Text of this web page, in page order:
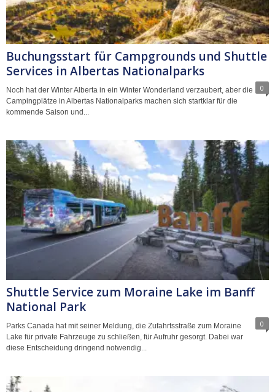
Buchungsstart für Campgrounds und Shuttle
Services in Albertas Nationalparks
0
Noch hat der Winter Alberta in ein Winter Wonderland verzaubert, aber die
Campingplätze in Albertas Nationalparks machen sich startklar für die
kommende Saison und...
Shuttle Service zum Moraine Lake im Banff
National Park
0
Parks Canada hat mit seiner Meldung, die Zufahrtsstraße zum Moraine
Lake für private Fahrzeuge zu schließen, für Aufruhr gesorgt. Dabei war
diese Entscheidung dringend notwendig...